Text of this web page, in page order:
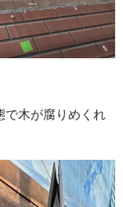
で木が腐りめくれ